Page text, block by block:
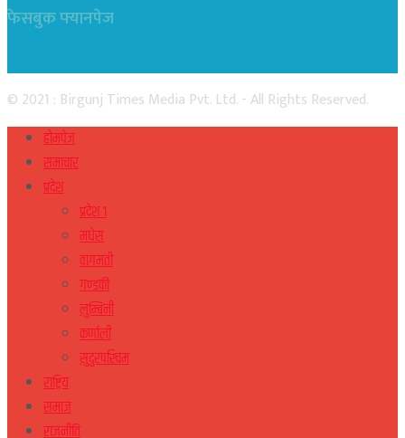
फेसबुक फ्यानपेज
© 2021 : Birgunj Times Media Pvt. Ltd. - All Rights Reserved.
होमपेज
समाचार
प्रदेश
प्रदेश १
मधेस
वागमती
गण्डकी
लुम्बिनी
कर्णाली
सुदुरपस्चिम
राष्ट्रिय
समाज
राजनीति